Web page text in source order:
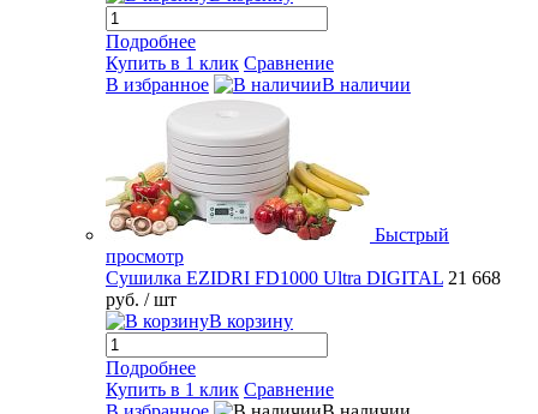
Подробнее
Купить в 1 клик Сравнение
В избранное
В наличии
Быстрый
просмотр
Сушилка EZIDRI FD1000 Ultra DIGITAL 21 668
руб. / шт
В корзину
Подробнее
Купить в 1 клик Сравнение